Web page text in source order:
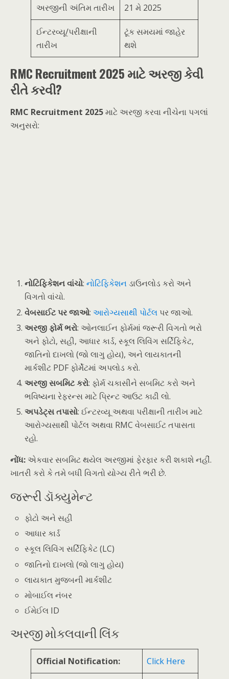
અરજીની અંતિમ તારીખ 21 મે 2025
ઈન્ટરવ્યૂ/પરીક્ષાની
તારીખ
ટૂંક સમયમાં જાહેર
થશે
RMC Recruitment 2025 માટે અરજી કેવી
રીતે કરવી?
RMC Recruitment 2025માટે અરજી કરવા નીચેના પગલાં
અનુસરો:
નોટિફિકેશન વાંચો:નોટિફિકેશનડાઉનલોડ કરો અને
વિગતો વાંચો.
વેબસાઈટ પર જાઓ:આરોગ્યસાથી પોર્ટલ પર જાઓ.
અરજી ફોર્મ ભરો: ઓનલાઈન ફોર્મમાં જરૂરી વિગતો ભરો
અને ફોટો, સહી, આધાર કાર્ડ, સ્કૂલ લિવિંગ સર્ટિફિકેટ,
જાતિનો દાખલો (જો લાગુ હોય), અને લાયકાતની
માર્કશીટ PDF ફોર્મેટમાં અપલોડ કરો.
અરજી સબમિટ કરો: ફોર્મ ચકાસીને સબમિટ કરો અને
ભવિષ્યના રેફરન્સ માટે પ્રિન્ટ આઉટ કાઢી લો.
અપડેટ્સ તપાસો: ઈન્ટરવ્યૂ અથવા પરીક્ષાની તારીખ માટે
આરોગ્યસાથી પોર્ટલ અથવા RMC વેબસાઈટ તપાસતા
રહો.
નોંધ: એકવાર સબમિટ થયેલ અરજીમાં ફેરફાર કરી શકાશે નહીં.
ખાતરી કરો કે તમે બધી વિગતો યોગ્ય રીતે ભરી છે.
જરૂરી ડૉક્યુમેન્ટ
ફોટો અને સહી
આધાર કાર્ડ
સ્કૂલ લિવિંગ સર્ટિફિકેટ (LC)
જાતિનો દાખલો (જો લાગુ હોય)
લાયકાત મુજબની માર્કશીટ
મોબાઈલ નંબર
ઈમેઈલ ID
અરજી મોકલવાની લિંક
Official Notification: Click Here